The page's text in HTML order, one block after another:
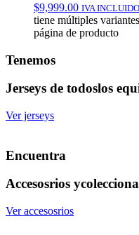
$9,999.00 IVA INCLUIDO
tiene múltiples
página de producto
Tenemos
Jerseys de todoslos
Ver jerseys
Encuentra
Accesosrios y
Ver accesosrios